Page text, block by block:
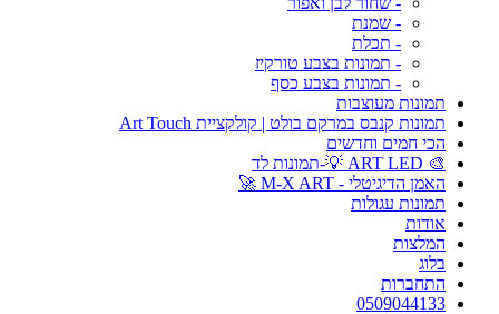
- שמנת
- תכלת
- תמונות בצבע טורקיז
- תמונות בצבע כסף
תמונות מעוצבות
תמונות קנבס במרקם בולט | קולקציית Art Touch
הכי חמים וחדשים
🎨 ART LED 💡-תמונות לד
האמן הדיגיטלי - M-X ART 🚀
תמונות עגולות
אודות
המלצות
בלוג
התחברות
0509044133